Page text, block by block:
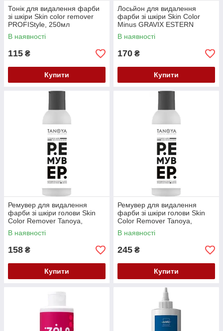
Тонік для видалення фарби
зі шкіри Skin color remover
PROFIStyle, 250мл
В наявності
115 ₴
Купити
Лосьйон для видалення
фарби зі шкіри Skin Color
Minus GRAVIX ESTERN
jNOWA, 100 мл
В наявності
170 ₴
Купити
Ремувер для видалення
фарби зі шкіри голови Skin
Color Remover Tanoya,
(ТАНОЯ) 100 мл
В наявності
158 ₴
Купити
Ремувер для видалення
фарби зі шкіри голови Skin
Color Remover Tanoya,
(ТАНОЯ) 200 мл
В наявності
245 ₴
Купити